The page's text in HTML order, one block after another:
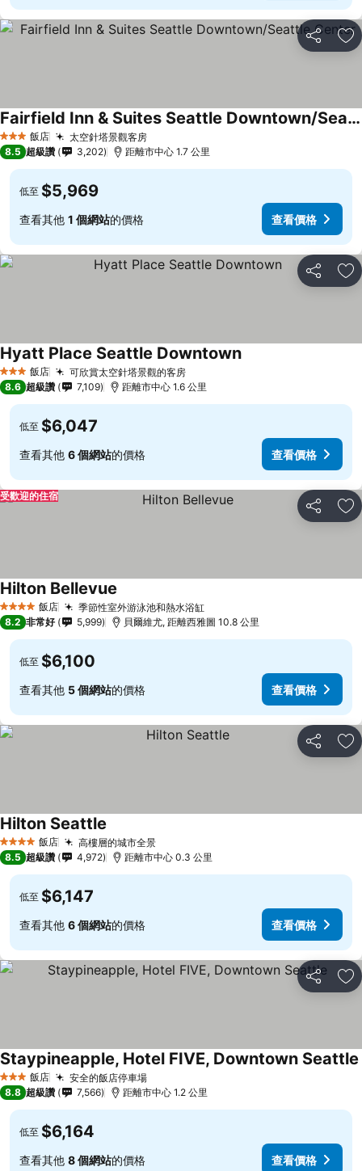
分享 加
3 星級 飯店 太空針塔景觀客房
Fairfield Inn & Suites Seattle Downtown/Seattle Center
8.5 超級讚 3,202 距離市中心 1.7 公里
低至 $5,969
查看其他 1 個網站的價格 查看價格
分享 加
3 星級 飯店 可欣賞太空針塔景觀的客房
Hyatt Place Seattle Downtown
8.6 超級讚 7,109 距離市中心 1.6 公里
低至 $6,047
查看其他 6 個網站的價格 查看價格
分享 加
受歡迎的住宿
4 星級 飯店 季節性室外游泳池和熱水浴缸
Hilton Bellevue
8.2 非常好 5,999 貝爾維尤, 距離西雅圖 10.8 公里
低至 $6,100
查看其他 5 個網站的價格 查看價格
分享 加
4 星級 飯店 高樓層的城市全景
Hilton Seattle
8.5 超級讚 4,972 距離市中心 0.3 公里
低至 $6,147
查看其他 6 個網站的價格 查看價格
分享 加
3 星級 飯店 安全的飯店停車場
Staypineapple, Hotel FIVE, Downtown Seattle
8.8 超級讚 7,566 距離市中心 1.2 公里
低至 $6,164
查看其他 8 個網站的價格 查看價格